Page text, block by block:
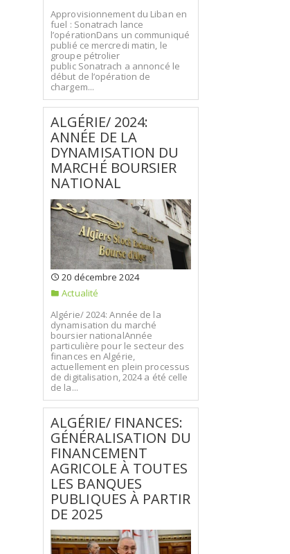
Approvisionnement du Liban en
fuel : Sonatrach lance
l’opérationDans un communiqué
publié ce mercredi matin, le
groupe pétrolier
public Sonatrach a annoncé le
début de l’opération de
chargem...
ALGÉRIE/ 2024:
ANNÉE DE LA
DYNAMISATION DU
MARCHÉ BOURSIER
NATIONAL
20 décembre 2024
Actualité
Algérie/ 2024: Année de la
dynamisation du marché
boursier nationalAnnée
particulière pour le secteur des
finances en Algérie,
actuellement en plein processus
de digitalisation, 2024 a été celle
de la...
ALGÉRIE/ FINANCES:
GÉNÉRALISATION DU
FINANCEMENT
AGRICOLE À TOUTES
LES BANQUES
PUBLIQUES À PARTIR
DE 2025